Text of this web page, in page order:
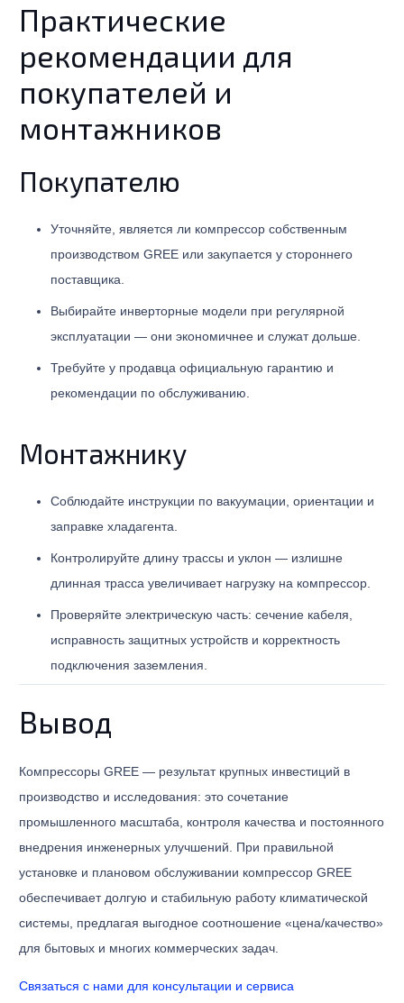
Практические
рекомендации для
покупателей и
монтажников
Покупателю
Уточняйте, является ли компрессор собственным
производством GREE или закупается у стороннего
поставщика.
Выбирайте инверторные модели при регулярной
эксплуатации — они экономичнее и служат дольше.
Требуйте у продавца официальную гарантию и
рекомендации по обслуживанию.
Монтажнику
Соблюдайте инструкции по вакуумации, ориентации и
заправке хладагента.
Контролируйте длину трассы и уклон — излишне
длинная трасса увеличивает нагрузку на компрессор.
Проверяйте электрическую часть: сечение кабеля,
исправность защитных устройств и корректность
подключения заземления.
Вывод
Компрессоры GREE — результат крупных инвестиций в
производство и исследования: это сочетание
промышленного масштаба, контроля качества и постоянного
внедрения инженерных улучшений. При правильной
установке и плановом обслуживании компрессор GREE
обеспечивает долгую и стабильную работу климатической
системы, предлагая выгодное соотношение «цена/качество»
для бытовых и многих коммерческих задач.
Связаться с нами для консультации и сервиса